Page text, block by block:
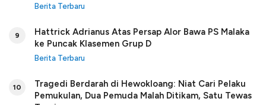
Berita Terbaru
9
Hattrick Adrianus Atas Persap Alor Bawa PS Malaka
ke Puncak Klasemen Grup D
Berita Terbaru
10
Tragedi Berdarah di Hewokloang: Niat Cari Pelaku
Pemukulan, Dua Pemuda Malah Ditikam, Satu Tewas